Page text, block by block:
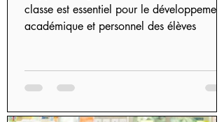
classe est essentiel pour le développement
académique et personnel des élèves